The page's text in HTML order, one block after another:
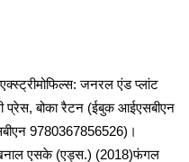
जनरल एंड प्लांट
प्रेस, बोका रैटन (ईबुक आईएसबीएन
9780367856526)।
खनाल एसके (एड्स.) (2018)फंगल